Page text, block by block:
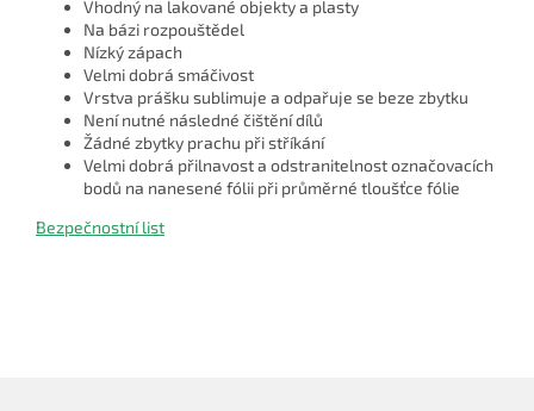
Vhodný na lakované objekty a plasty
Na bázi rozpouštědel
Nízký zápach
Velmi dobrá smáčivost
Vrstva prášku sublimuje a odpařuje se beze zbytku
Není nutné následné čištění dílů
Žádné zbytky prachu při stříkání
Velmi dobrá přilnavost a odstranitelnost označovacích
bodů na nanesené fólii při průměrné tloušťce fólie
Bezpečnostní list